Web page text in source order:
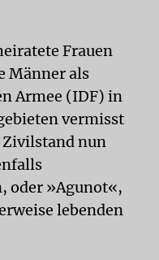
Frauen
Männer als
Armee (IDF) in
vermisst
Zivilstand nun
oder »Agunot«,
lebenden